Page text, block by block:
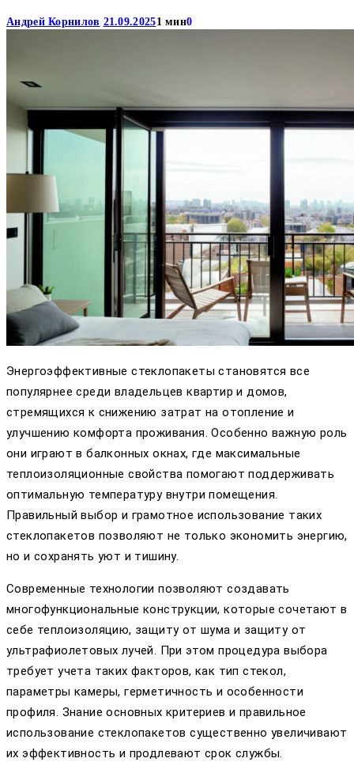
Андрей Корнилов 21.09.20251 мин0
Энергоэффективные стеклопакеты становятся все
популярнее среди владельцев квартир и домов,
стремящихся к снижению затрат на отопление и
улучшению комфорта проживания. Особенно важную роль
они играют в балконных окнах, где максимальные
теплоизоляционные свойства помогают поддерживать
оптимальную температуру внутри помещения.
Правильный выбор и грамотное использование таких
стеклопакетов позволяют не только экономить энергию,
но и сохранять уют и тишину.
Современные технологии позволяют создавать
многофункциональные конструкции, которые сочетают в
себе теплоизоляцию, защиту от шума и защиту от
ультрафиолетовых лучей. При этом процедура выбора
требует учета таких факторов, как тип стекол,
параметры камеры, герметичность и особенности
профиля. Знание основных критериев и правильное
использование стеклопакетов существенно увеличивают
их эффективность и продлевают срок службы.